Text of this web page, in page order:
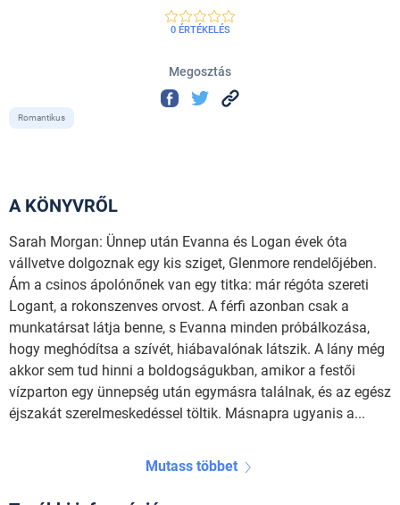
0 ÉRTÉKELÉS
Megosztás
Romantikus
A KÖNYVRŐL
Sarah Morgan: Ünnep után Evanna és Logan évek óta
vállvetve dolgoznak egy kis sziget, Glenmore rendelőjében.
Ám a csinos ápolónőnek van egy titka: már régóta szereti
Logant, a rokonszenves orvost. A férfi azonban csak a
munkatársat látja benne, s Evanna minden próbálkozása,
hogy meghódítsa a szívét, hiábavalónak látszik. A lány még
akkor sem tud hinni a boldogságukban, amikor a festői
vízparton egy ünnepség után egymásra találnak, és az egész
éjszakát szerelmeskedéssel töltik. Másnapra ugyanis a...
Mutass többet